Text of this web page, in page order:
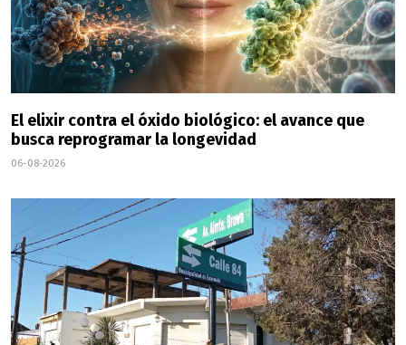
El elixir contra el óxido biológico: el avance que
busca reprogramar la longevidad
06-08-2026